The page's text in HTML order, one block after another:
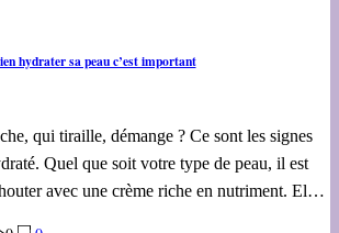
hydrater sa peau c’est important
qui tiraille, démange ? Ce sont les signes
Quel que soit votre type de peau, il est
avec une crème riche en nutriment. El…